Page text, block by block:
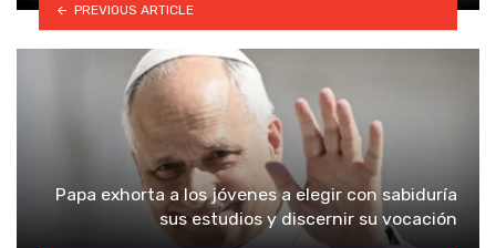
PREVIOUS ARTICLE
Papa exhorta a los jóvenes a elegir con sabiduría
sus estudios y discernir su vocación